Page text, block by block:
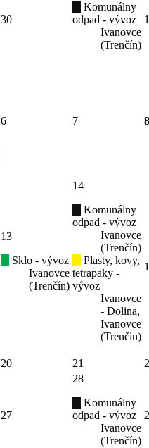
30
Komunálny
odpad - vývoz
Ivanovce
(Trenčín)
1
6 7 8
13
Sklo - vývoz
Ivanovce
(Trenčín)
14
Komunálny
odpad - vývoz
Ivanovce
(Trenčín)
Plasty, kovy,
tetrapaky -
vývoz
Ivanovce
- Dolina,
Ivanovce
(Trenčín)
20 21
27
28
Komunálny
odpad - vývoz
Ivanovce
(Trenčín)